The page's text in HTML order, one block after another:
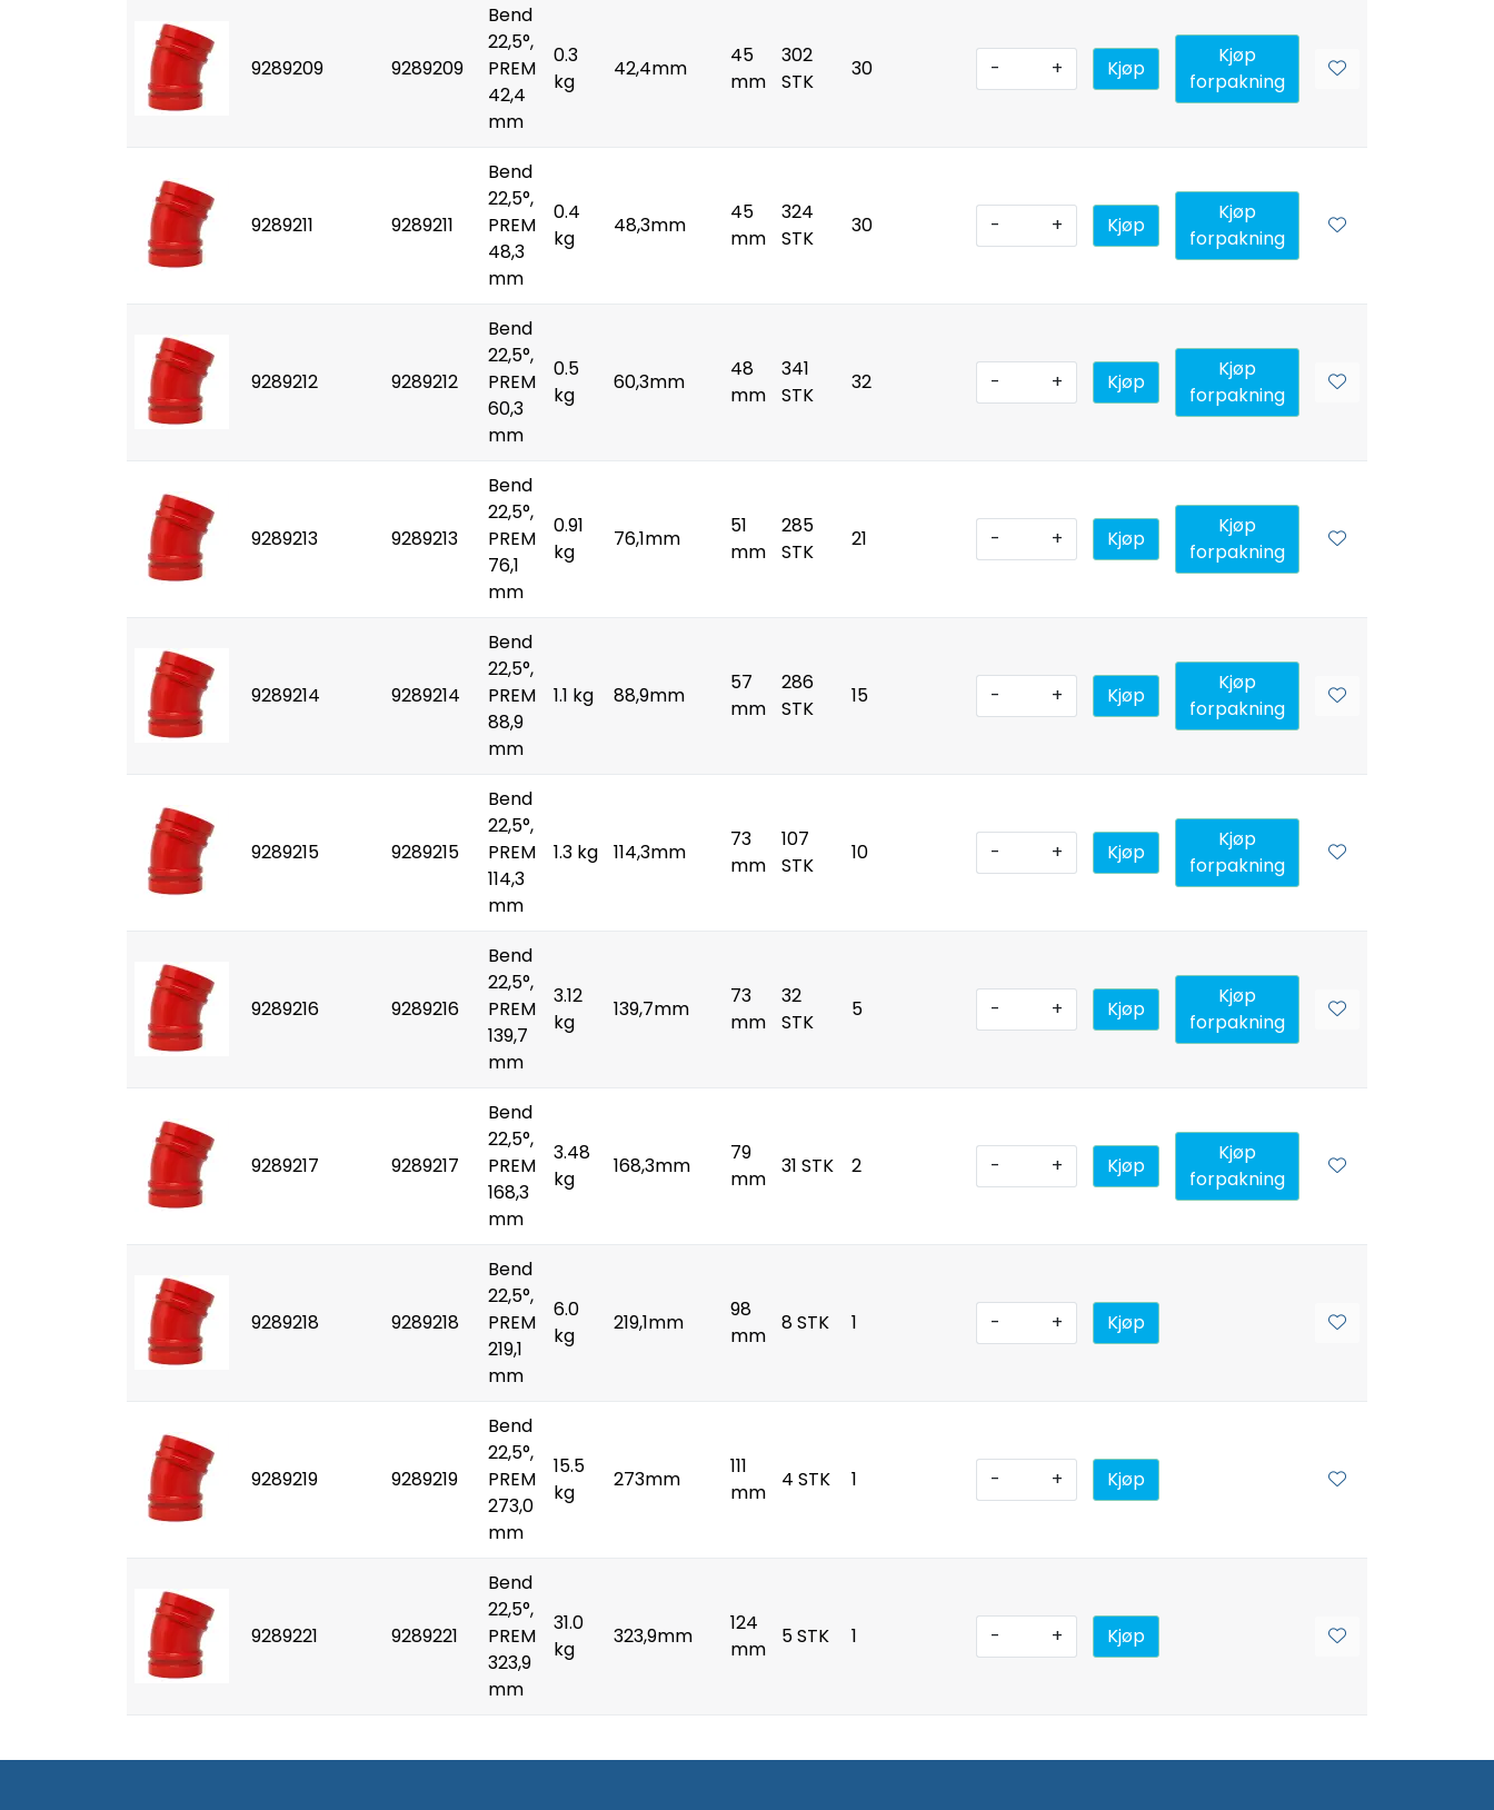
9289209 9289209
Bend
22,5°,
PREM
42,4
mm
0.3
kg
42,4mm
45
mm
302
STK
30 - + Kjøp
Kjøp
forpakning
9289211 9289211
Bend
22,5°,
PREM
48,3
mm
0.4
kg
48,3mm
45
mm
324
STK
30 - + Kjøp
Kjøp
forpakning
9289212 9289212
Bend
22,5°,
PREM
60,3
mm
0.5
kg
60,3mm
48
mm
341
STK
32 - + Kjøp
Kjøp
forpakning
9289213 9289213
Bend
22,5°,
PREM
76,1
mm
0.91
kg
76,1mm
51
mm
285
STK
21 - + Kjøp
Kjøp
forpakning
9289214 9289214
Bend
22,5°,
PREM
88,9
mm
1.1 kg 88,9mm
57
mm
286
STK
15 - + Kjøp
Kjøp
forpakning
9289215 9289215
Bend
22,5°,
PREM
114,3
mm
1.3 kg 114,3mm
73
mm
107
STK
10 - + Kjøp
Kjøp
forpakning
9289216 9289216
Bend
22,5°,
PREM
139,7
mm
3.12
kg
139,7mm
73
mm
32
STK
5 - + Kjøp
Kjøp
forpakning
9289217 9289217
Bend
22,5°,
PREM
168,3
mm
3.48
kg
168,3mm
79
mm
31 STK 2 - + Kjøp
Kjøp
forpakning
9289218 9289218
Bend
22,5°,
PREM
219,1
mm
6.0
kg
219,1mm
98
mm
8 STK 1 - + Kjøp
9289219 9289219
Bend
22,5°,
PREM
273,0
mm
15.5
kg
273mm
111
mm
4 STK 1 - + Kjøp
9289221 9289221
Bend
22,5°,
PREM
323,9
mm
31.0
kg
323,9mm
124
mm
5 STK 1 - + Kjøp